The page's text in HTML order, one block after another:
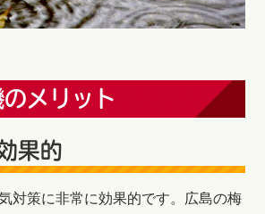
メリット
果的
対策に非常に効果的です。広島の梅